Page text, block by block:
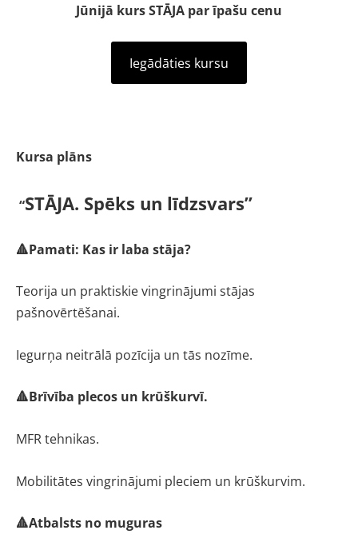
Jūnijā kurs STĀJA par īpašu cenu
Iegādāties kursu
Kursa plāns
“STĀJA. Spēks un līdzsvars”
🔺Pamati: Kas ir laba stāja?
Teorija un praktiskie vingrinājumi stājas
pašnovērtēšanai.
Iegurņa neitrālā pozīcija un tās nozīme.
🔺Brīvība plecos un krūškurvī.
MFR tehnikas.
Mobilitātes vingrinājumi pleciem un krūškurvim.
🔺Atbalsts no muguras